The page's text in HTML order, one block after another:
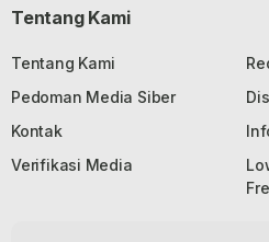
Tentang Kami
Tentang Kami
Pedoman Media Siber
Kontak
Verifikasi Media